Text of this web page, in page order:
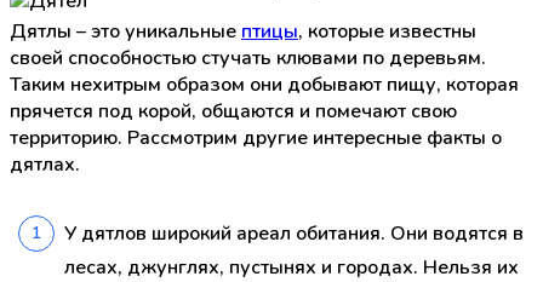
Дятлы – это уникальные птицы, которые известны
своей способностью стучать клювами по деревьям.
Таким нехитрым образом они добывают пищу, которая
прячется под корой, общаются и помечают свою
территорию. Рассмотрим другие интересные факты о
дятлах.
У дятлов широкий ареал обитания. Они водятся в
лесах, джунглях, пустынях и городах. Нельзя их